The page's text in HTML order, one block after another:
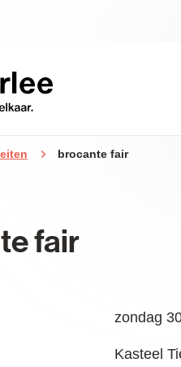
brocante fair
fair
zondag
Kasteel